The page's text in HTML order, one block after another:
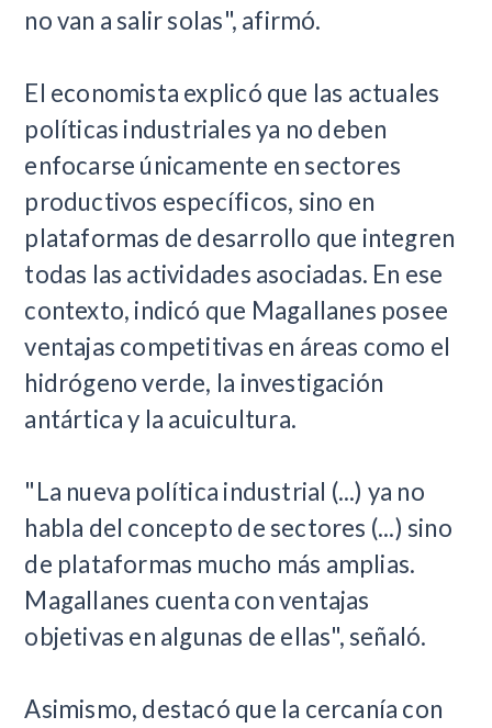
no van a salir solas", afirmó.
El economista explicó que las actuales
políticas industriales ya no deben
enfocarse únicamente en sectores
productivos específicos, sino en
plataformas de desarrollo que integren
todas las actividades asociadas. En ese
contexto, indicó que Magallanes posee
ventajas competitivas en áreas como el
hidrógeno verde, la investigación
antártica y la acuicultura.
"La nueva política industrial (...) ya no
habla del concepto de sectores (...) sino
de plataformas mucho más amplias.
Magallanes cuenta con ventajas
objetivas en algunas de ellas", señaló.
Asimismo, destacó que la cercanía con